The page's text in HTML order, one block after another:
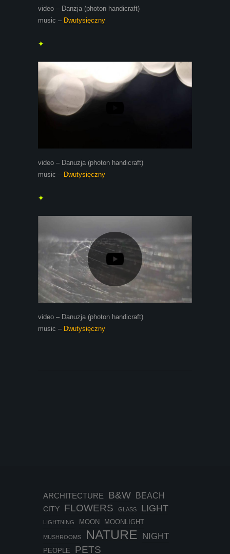
video – Danzja (photon handicraft)
music – Dwutysięczny
✦
video – Danuzja (photon handicraft)
music – Dwutysięczny
✦
video – Danuzja (photon handicraft)
music – Dwutysięczny
ARCHITECTURE B&W BEACH
CITY FLOWERS GLASS LIGHT
LIGHTNING MOON MOONLIGHT
MUSHROOMS NATURE NIGHT
PEOPLE PETS